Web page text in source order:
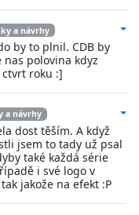
a návrhy
by to plnil. CDB by
polovina kdyz
roku :]
a návrhy
dost těším. A když
jsem to tady už psal
také každá série
i své logo v
jakože na efekt :P